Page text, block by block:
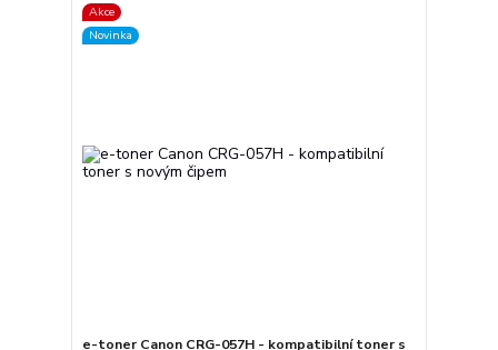
Akce
Novinka
e-toner Canon CRG-057H - kompatibilní toner s